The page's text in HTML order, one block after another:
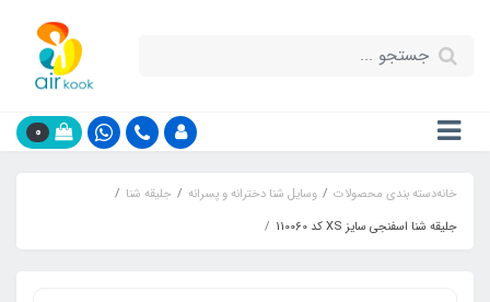
0
خانهدسته بندی محصولات وسایل شنا دخترانه و پسرانه
جلیقه شنا
جلیقه شنا اسفنجی سایز XS کد 110060